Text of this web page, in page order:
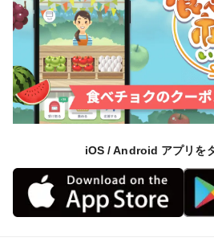
iOS / Android アプリを